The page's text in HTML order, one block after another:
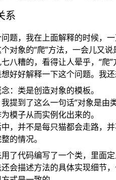
系
题，我在上面解释的时候，
对象的“爬”方法，一会儿又说
八糟的，看得让人晕乎，“爬
好好解释一下这个问题。我
：类是创造对象的模板。
提到了这么一句话“对象是由
模子从而实例化出来的。
，并不是每只猫都会走路，
的情况。
了代码编写了一个类，里面
会描述方法的具体实现细节